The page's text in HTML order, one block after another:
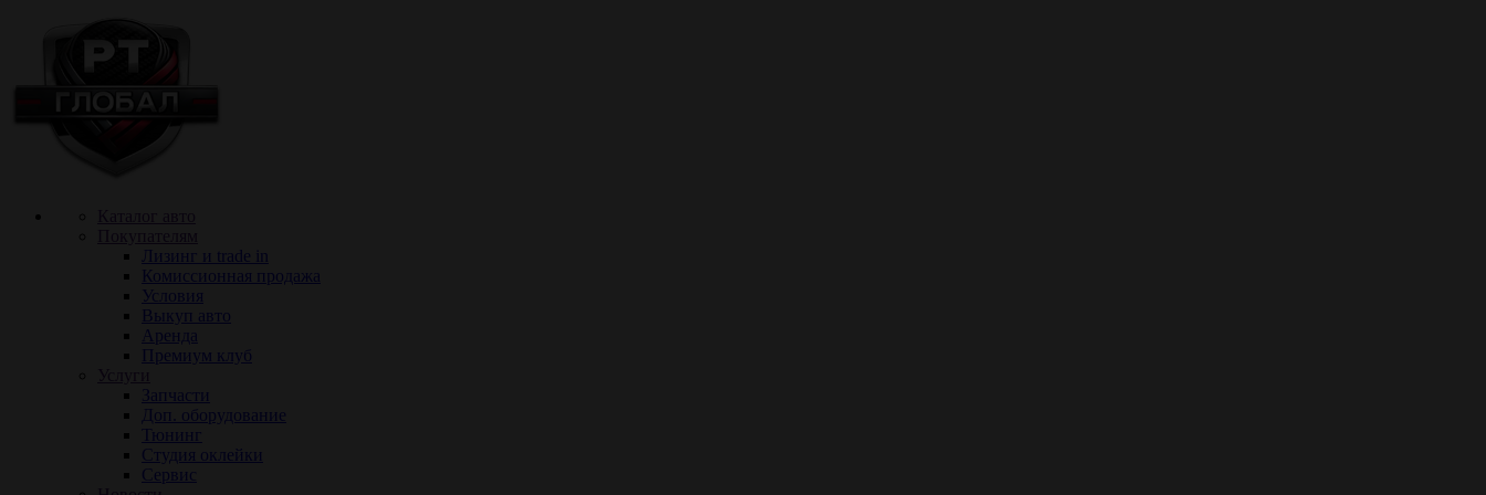
Лизинг и trade in
Комиссионная продажа
Условия
Выкуп авто
Аренда
Премиум клуб
Запчасти
Доп. оборудование
Тюнинг
Cтудия оклейки
Сервис